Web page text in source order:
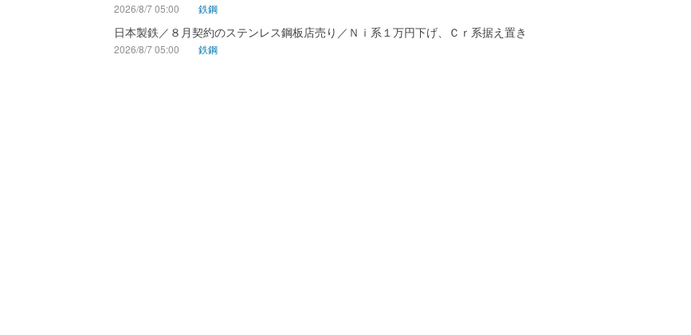
2026/8/7 05:00 鉄鋼
日本製鉄／８月契約のステンレス鋼板店売り／Ｎｉ系１万円下げ、Ｃｒ系据え置き
2026/8/7 05:00 鉄鋼